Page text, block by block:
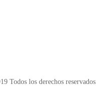
Todos los derechos reservados.